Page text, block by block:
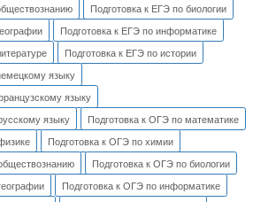
Подготовка к ЕГЭ по биологии
Подготовка к ЕГЭ по информатике
Подготовка к ЕГЭ по истории
языку
языку
языку
Подготовка к ОГЭ по математике
Подготовка к ОГЭ по химии
Подготовка к ОГЭ по биологии
Подготовка к ОГЭ по информатике